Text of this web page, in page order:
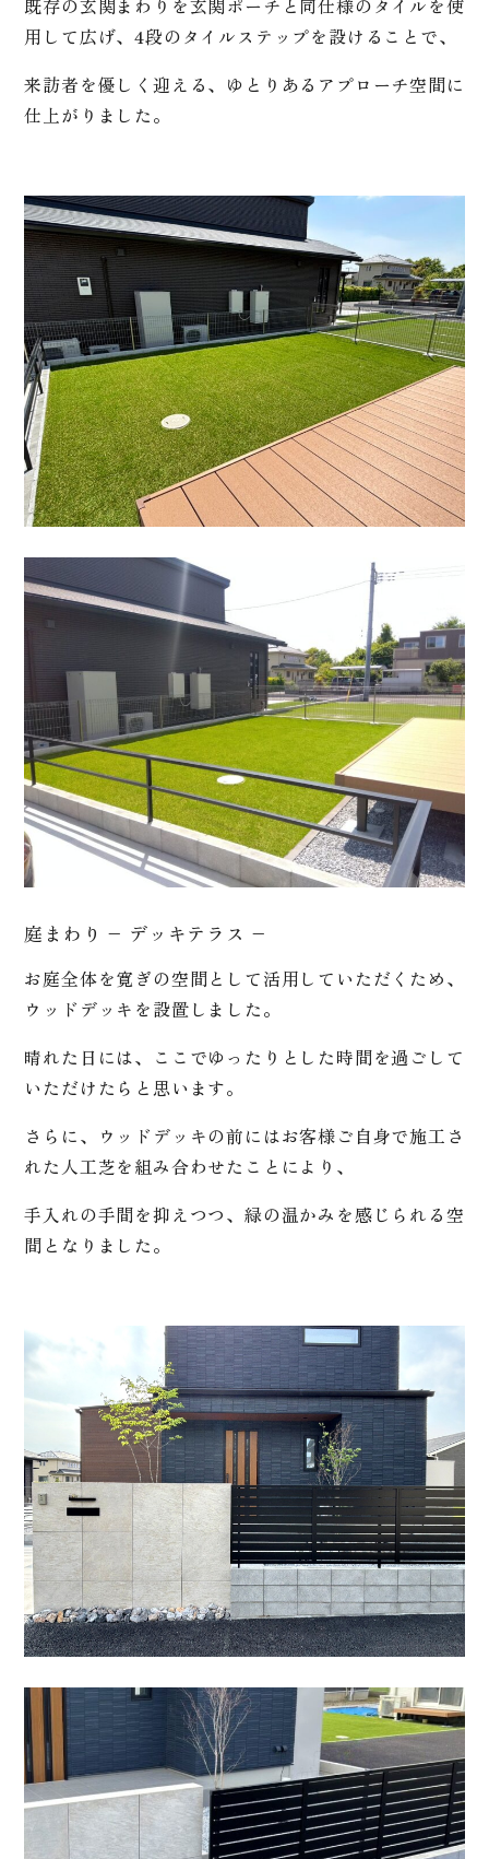
既存の玄関まわりを玄関ポーチと同仕様のタイルを使
用して広げ、4段のタイルステップを設けることで、
来訪者を優しく迎える、ゆとりあるアプローチ空間に
仕上がりました。
庭まわり – デッキテラス –
お庭全体を寛ぎの空間として活用していただくため、
ウッドデッキを設置しました。
晴れた日には、ここでゆったりとした時間を過ごして
いただけたらと思います。
さらに、ウッドデッキの前にはお客様ご自身で施工さ
れた人工芝を組み合わせたことにより、
手入れの手間を抑えつつ、緑の温かみを感じられる空
間となりました。